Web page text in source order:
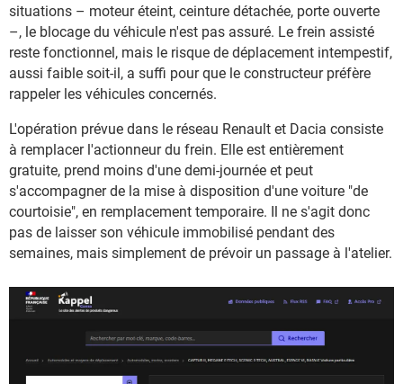
situations – moteur éteint, ceinture détachée, porte ouverte
–, le blocage du véhicule n'est pas assuré. Le frein assisté
reste fonctionnel, mais le risque de déplacement intempestif,
aussi faible soit-il, a suffi pour que le constructeur préfère
rappeler les véhicules concernés.
L'opération prévue dans le réseau Renault et Dacia consiste
à remplacer l'actionneur du frein. Elle est entièrement
gratuite, prend moins d'une demi-journée et peut
s'accompagner de la mise à disposition d'une voiture "de
courtoisie", en remplacement temporaire. Il ne s'agit donc
pas de laisser son véhicule immobilisé pendant des
semaines, mais simplement de prévoir un passage à l'atelier.